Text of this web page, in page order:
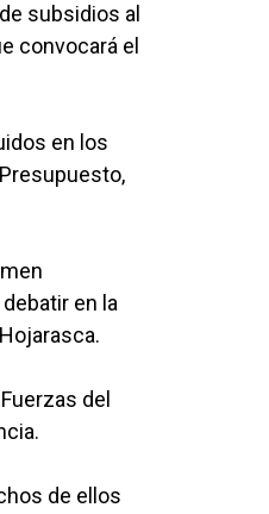
subsidios al
convocará el
en los
en la
del
de ellos